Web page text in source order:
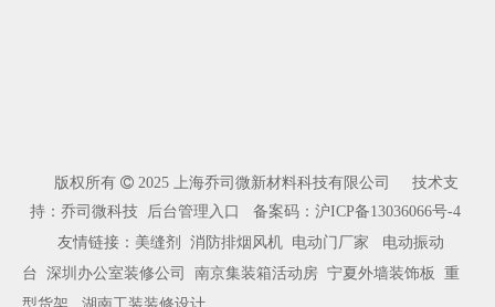
版权所有  2025 上海乔司微新材料科技有限公司 技术支
持：乔司微科技 后台管理入口 备案码： 沪ICP备13036066号-4
友情链接： 美缝剂 消防排烟风机 电动门厂家
电动振动
台 深圳办公室装修公司 南京集装箱活动房 宁夏外墙装饰板
重